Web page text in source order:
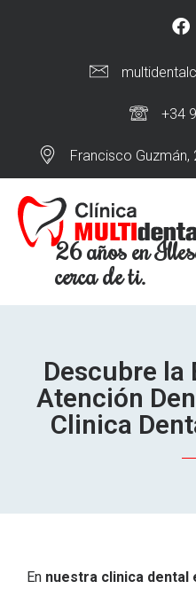
+34
Francisco Guzmán,
26 años en
cerca de ti.
Descubre la
Atención
Clinica
En nuestra clinica dental